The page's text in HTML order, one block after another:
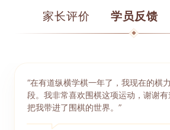
家长评价 学员反馈
“在有道纵横学棋一年了，我现在的棋
段。我非常喜欢围棋这项运动，谢谢
把我带进了围棋的世界。”